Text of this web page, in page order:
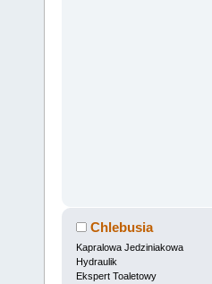
Chlebusia
Kapralowa Jedziniakowa
Hydraulik
Ekspert Toaletowy